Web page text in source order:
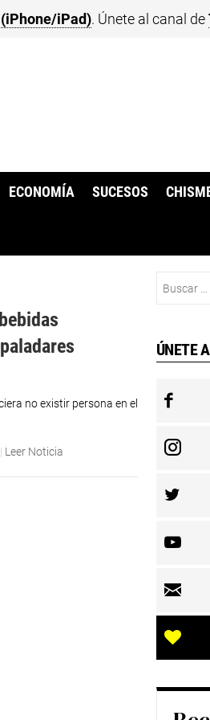
(iPhone/iPad). Únete al canal de
ECONOMÍA SUCESOS
no existir persona en el
| Leer Noticia
ÚNETE